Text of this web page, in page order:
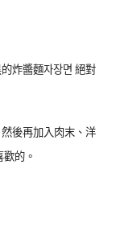
炸醬麵자장면 絕對
後再加入肉末、洋
的。